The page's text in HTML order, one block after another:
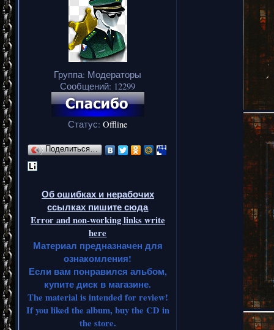
Группа: Модераторы
Сообщений: 12299
Статус: Offline
Поделиться…
Об ошибках и нерабочих
ссылках пишите сюда
Error and non-working links write
here
Материал предназначен для
ознакомления!
Если вам понравился альбом,
купите диск в магазине.
The material is intended for review!
If you liked the album, buy the CD in
the store.